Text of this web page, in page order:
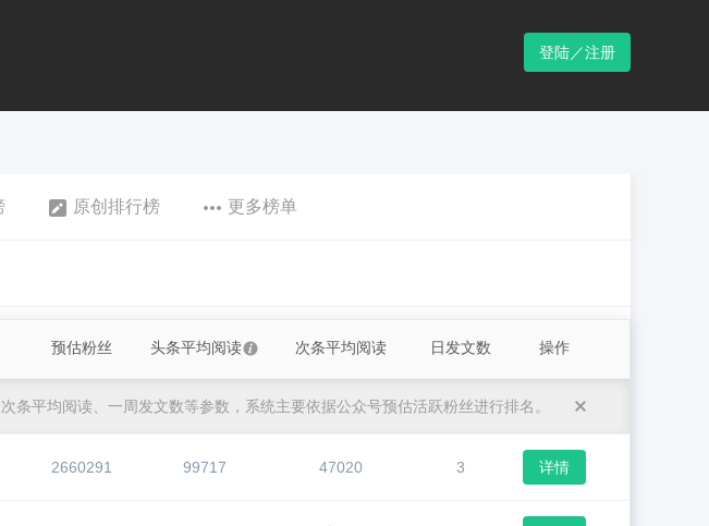
登陆／注册
原创排行榜 更多榜单
预估粉丝 头条平均阅读 次条平均阅读 日发文数 操作
条平均阅读、一周发文数等参数，系统主要依据公众号预估活跃粉丝进行排名。
2660291 99717 47020 3 详情